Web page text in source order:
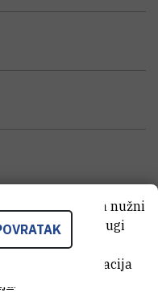
OPREME
od tih kolačića nužni
dok se drugi
radi
Za više informacija